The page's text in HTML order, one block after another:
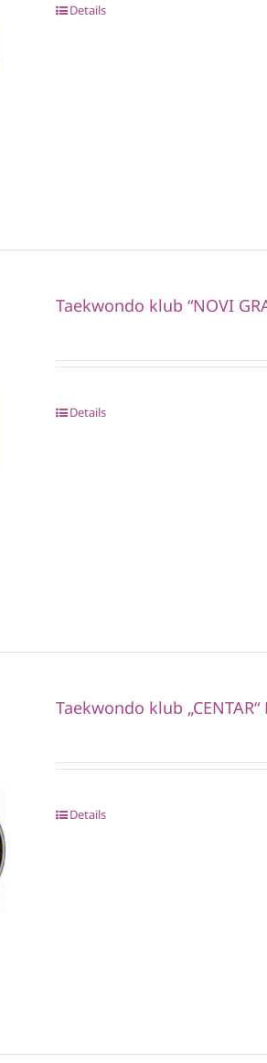
Details
Taekwondo klub “NOVI
Details
Taekwondo klub
Details